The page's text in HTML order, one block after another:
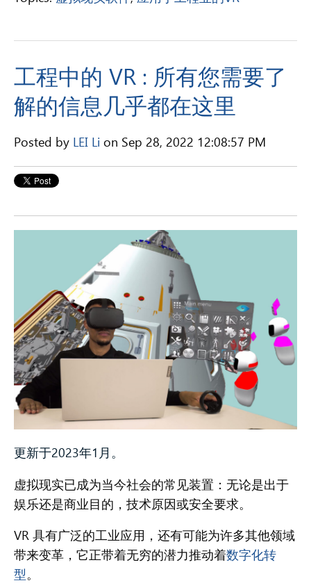
工程中的 VR : 所有您需要了
解的信息几乎都在这里
Posted by LEI Li on Sep 28, 2022 12:08:57 PM
更新于2023年1月。
虚拟现实已成为当今社会的常见装置：无论是出于
娱乐还是商业目的，技术原因或安全要求。
VR 具有广泛的工业应用，还有可能为许多其他领域
带来变革，它正带着无穷的潜力推动着数字化转
型。